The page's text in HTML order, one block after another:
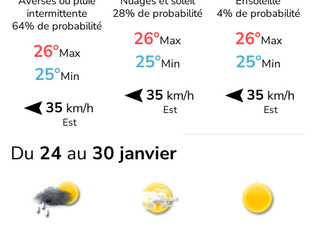
intermittente
64% de probabilité
26°Max
25°Min
35km/h
Est
28% de probabilité
26°Max
25°Min
35km/h
Est
4% de probabilité
26°Max
25°Min
35 km/h
Est
Du 24 au 30 janvier